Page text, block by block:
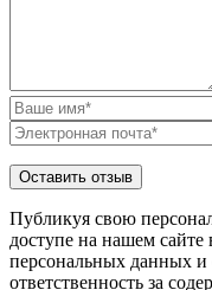
Публикуя свою
доступе на нашем сайте
персональных данных и
ответственность за